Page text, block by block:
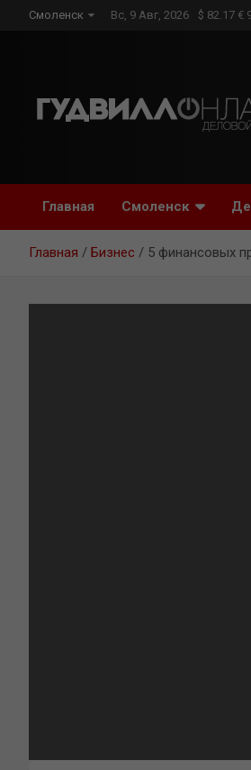
Смоленск Вс, 9 Авг, 2026 $ 82.17 €
Главная Смоленск
Главная Бизнес 5 финансовых